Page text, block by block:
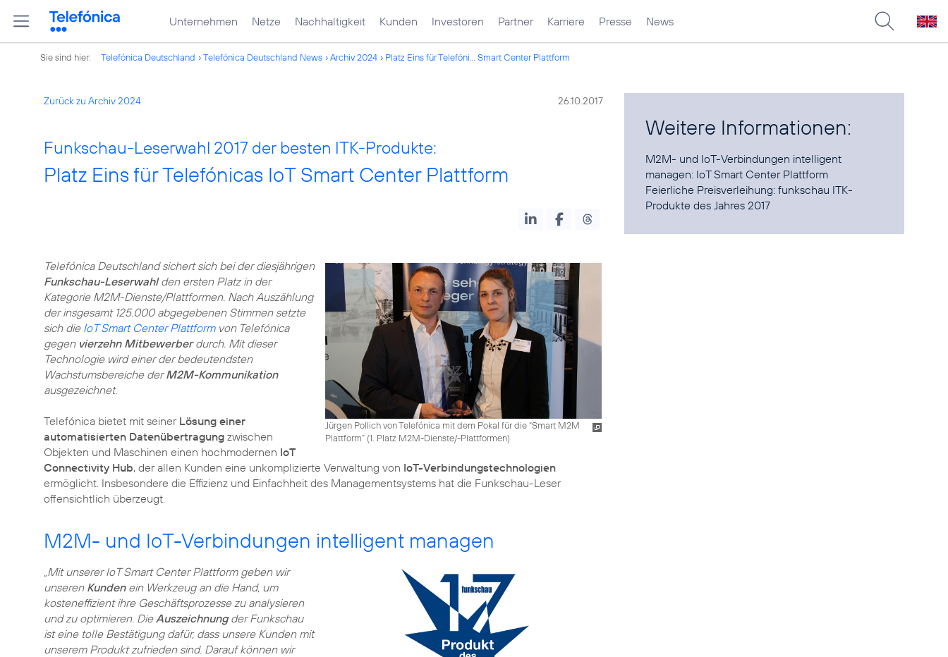
Unternehmen Netze Nachhaltigkeit Kunden Investoren Partner Karriere Presse News
Sie sind hier: Telefónica Deutschland Telefónica Deutschland News Archiv 2024 Platz Eins für Telefóni... Smart Center Plattform
Zurück zu Archiv 2024 26.10.2017
Funkschau-Leserwahl 2017 der besten ITK-Produkte:
Platz Eins für Telefónicas IoT Smart Center Plattform
Jürgen Pollich von Telefónica mit dem Pokal für die “Smart M2M
Plattform” (1. Platz M2M-Dienste/-Plattformen)
Telefónica Deutschland sichert sich bei der diesjährigen
Funkschau-Leserwahlden ersten Platz in der
Kategorie M2M-Dienste/Plattformen. Nach Auszählung
der insgesamt 125.000 abgegebenen Stimmen setzte
sich die IoT Smart Center Plattformvon Telefónica
gegen vierzehn Mitbewerberdurch. Mit dieser
Technologie wird einer der bedeutendsten
Wachstumsbereiche derM2M-Kommunikation
ausgezeichnet.
Telefónica bietet mit seiner Lösung einer
automatisierten Datenübertragung zwischen
Objekten und Maschinen einen hochmodernen IoT
Connectivity Hub, der allen Kunden eine unkomplizierte Verwaltung von IoT-Verbindungstechnologien
ermöglicht. Insbesondere die Effizienz und Einfachheit des Managementsystems hat die Funkschau-Leser
offensichtlich überzeugt.
M2M- und IoT-Verbindungen intelligent managen
„Mit unserer IoT Smart Center Plattform geben wir
unseren Kundenein Werkzeug an die Hand, um
kosteneffizient ihre Geschäftsprozesse zu analysieren
und zu optimieren. DieAuszeichnungder Funkschau
ist eine tolle Bestätigung dafür, dass unsere Kunden mit
unserem Produkt zufrieden sind. Darauf können wir
Weitere Informationen:
M2M- und IoT-Verbindungen intelligent
managen: IoT Smart Center Plattform
Feierliche Preisverleihung:funkschau ITK-
Produkte des Jahres 2017